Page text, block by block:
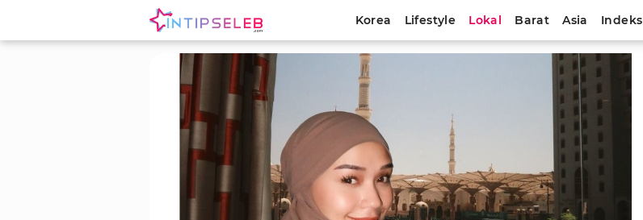
Korea Lifestyle Lokal Barat Asia Indeks